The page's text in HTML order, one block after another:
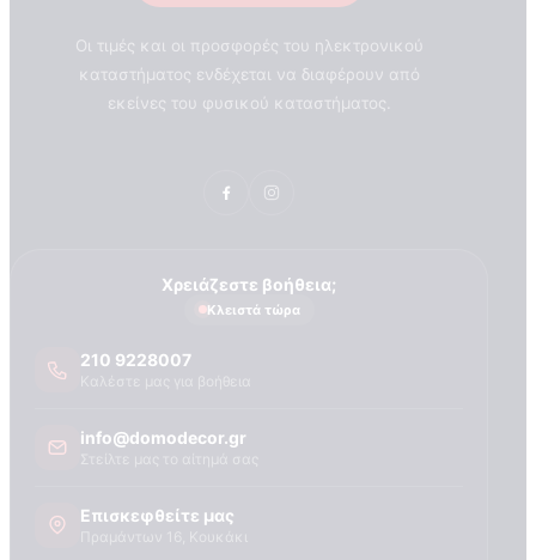
ΣΧΕΤΙΚΑ ΜΕ ΕΜΑΣ
Οι τιμές και οι προσφορές του ηλεκτρονικού
καταστήματος ενδέχεται να διαφέρουν από
εκείνες του φυσικού καταστήματος.
Χρειάζεστε βοήθεια;
Κλειστά τώρα
210 9228007
info@domodecor.gr
Επισκεφθείτε μας